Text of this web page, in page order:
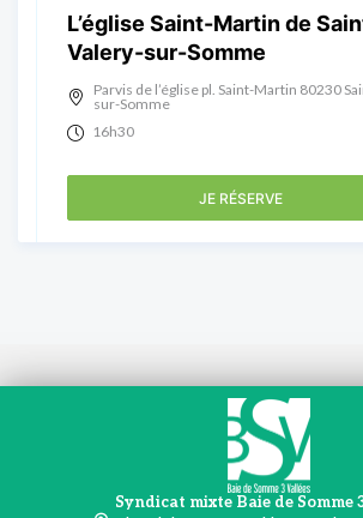
L’église Saint-Martin de
Valery-sur-Somme
Parvis de l’église pl. Saint-Martin 80230
sur-Somme
16h30
JE RÉSERVE
Syndicat mixte Baie de Somme